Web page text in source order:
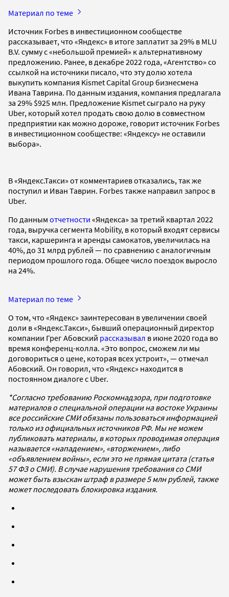
Материал по теме
Источник Forbes в инвестиционном сообществе
рассказывает, что «Яндекс» в итоге заплатит за 29% в MLU
B.V. сумму с «небольшой премией» к альтернативному
предложению. Ранее, в декабре 2022 года, «Агентство» со
ссылкой на источники писало, что эту долю хотела
выкупить компания Kismet Capital Group бизнесмена
Ивана Таврина. По данным издания, компания предлагала
за 29% $925 млн. Предложение Kismet сыграло на руку
Uber, который хотел продать свою долю в совместном
предприятии как можно дороже, говорит источник Forbes
в инвестиционном сообществе: «Яндексу» не оставили
выбора».
В «Яндекс.Такси» от комментариев отказались, так же
поступил и Иван Таврин. Forbes также направил запрос в
Uber.
По данным отчетности «Яндекса» за третий квартал 2022
года, выручка сегмента Mobility, в который входят сервисы
такси, каршеринга и аренды самокатов, увеличилась на
40%, до 31 млрд рублей — по сравнению с аналогичным
периодом прошлого года. Общее число поездок выросло
на 24%.
Материал по теме
О том, что «Яндекс» заинтересован в увеличении своей
доли в «Яндекс.Такси», бывший операционный директор
компании Грег Абовский рассказывал в июне 2020 года во
время конференц-колла. «Это вопрос, сможем ли мы
договориться о цене, которая всех устроит», — отмечал
Абовский. Он говорил, что «Яндекс» находится в
постоянном диалоге с Uber.
*Согласно требованию Роскомнадзора, при подготовке
материалов о специальной операции на востоке Украины
все российские СМИ обязаны пользоваться информацией
только из официальных источников РФ. Мы не можем
публиковать материалы, в которых проводимая операция
называется «нападением», «вторжением», либо
«объявлением войны», если это не прямая цитата (статья
57 ФЗ о СМИ). В случае нарушения требования со СМИ
может быть взыскан штраф в размере 5 млн рублей, также
может последовать блокировка издания.